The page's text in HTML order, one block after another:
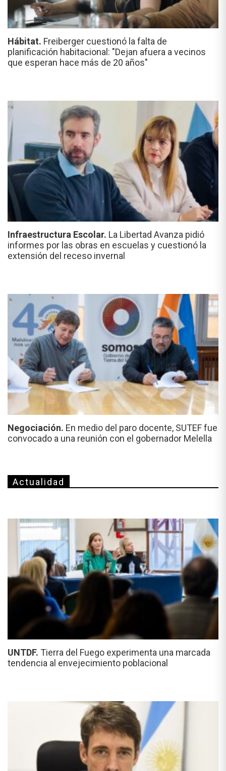
Hábitat. Freiberger cuestionó la falta de
planificación habitacional: "Dejan afuera a vecinos
que esperan hace más de 20 años"
Infraestructura Escolar. La Libertad Avanza pidió
informes por las obras en escuelas y cuestionó la
extensión del receso invernal
Negociación. En medio del paro docente, SUTEF fue
convocado a una reunión con el gobernador Melella
Actualidad
UNTDF. Tierra del Fuego experimenta una marcada
tendencia al envejecimiento poblacional